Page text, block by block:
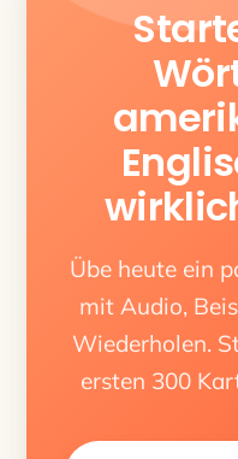
Übe heute ein
mit Audio,
Wiederholen.
ersten 300